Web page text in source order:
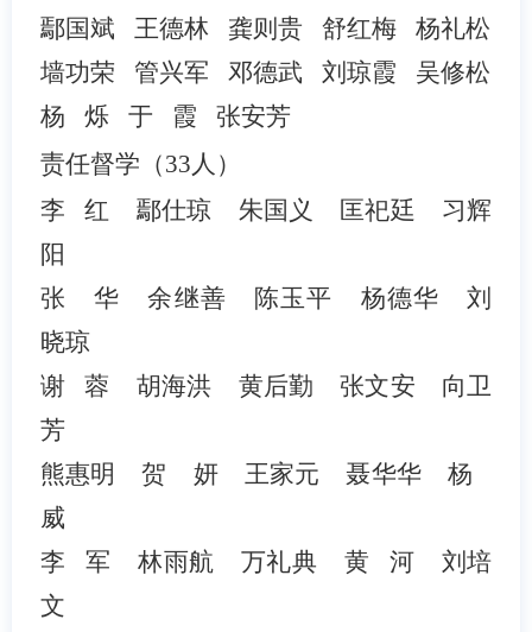
鄢国斌
王德林 龚则贵 舒红梅
杨礼松
墙功荣
管兴军 邓德武 刘琼霞
吴修松
杨
烁 于 霞
张安芳
责任督学（33人 ）
李
红 鄢仕琼 朱国义 匡祀廷
习辉
阳
张
华 余继善 陈玉平 杨德华
刘
晓琼
谢
蓉 胡海洪 黄后勤 张文安
向卫
芳
熊惠明
贺 妍 王家元 聂华华
杨
威
李
军 林雨航 万礼典 黄 河
刘培
文